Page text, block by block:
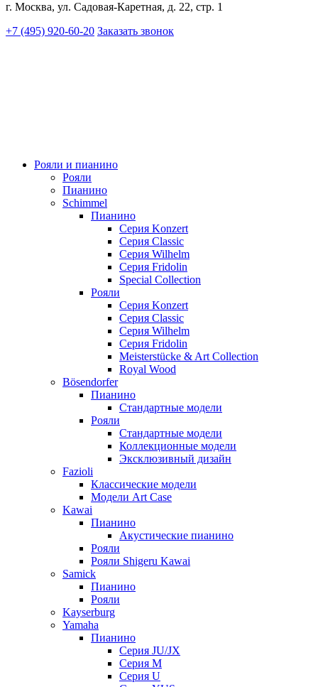
г. Москва, ул. Садовая-Каретная, д. 22, стр. 1
+7 (495) 920-60-20 Заказать звонок
Рояли и пианино
Рояли
Пианино
Schimmel
Пианино
Серия Konzert
Серия Classic
Серия Wilhelm
Серия Fridolin
Special Collection
Рояли
Серия Konzert
Серия Classic
Серия Wilhelm
Серия Fridolin
Meisterstücke & Art Collection
Royal Wood
Bösendorfer
Пианино
Стандартные модели
Рояли
Стандартные модели
Коллекционные модели
Эксклюзивный дизайн
Fazioli
Классические модели
Модели Art Case
Kawai
Пианино
Акустические пианино
Рояли
Рояли Shigeru Kawai
Samick
Пианино
Рояли
Kayserburg
Yamaha
Пианино
Серия JU/JX
Серия M
Серия U